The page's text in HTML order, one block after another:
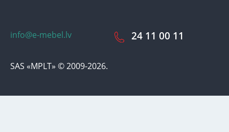
info@e-mebel.lv
SAS «MPLT» © 2009-2026.
24 11 00 11